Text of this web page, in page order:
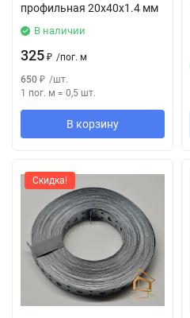
профильная 20х40х1.4 мм
В наличии
325 ₽ /пог. м
650 ₽ /шт.
1 пог. м = 0,5 шт.
В корзину
Скидка!